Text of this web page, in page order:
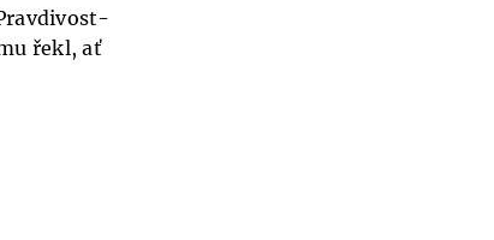
řekl, ať